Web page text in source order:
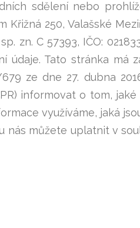
sdělení nebo
250, Valašské
zn. C 57393, IČO:
údaje. Tato stránka má
ze dne 27. dubna
informovat o tom,
využíváme, jaká
můžete uplatnit v